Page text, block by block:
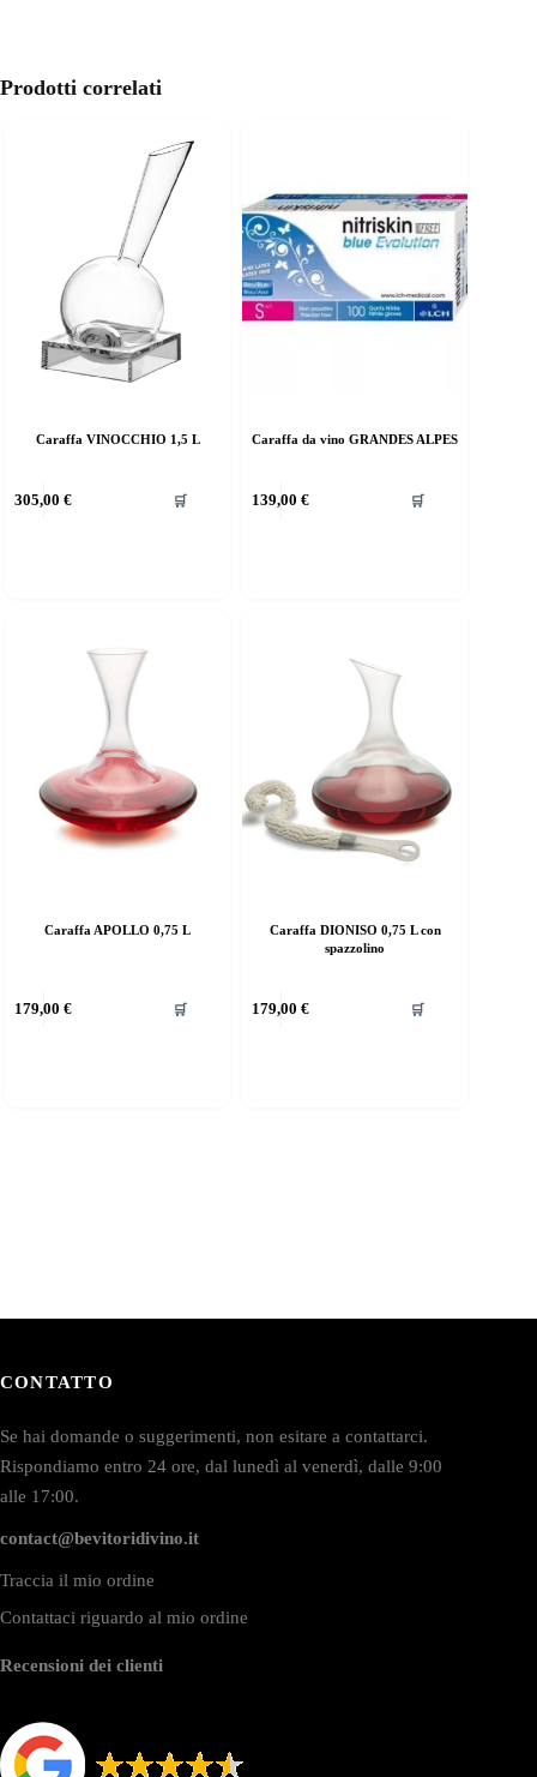
Prodotti correlati
Caraffa VINOCCHIO 1,5 L
305,00€ 🛒
Caraffa da vino GRANDES ALPES
139,00€ 🛒
Caraffa APOLLO 0,75 L
179,00€ 🛒
Caraffa DIONISO 0,75 L con
spazzolino
179,00€ 🛒
CONTATTO
Se hai domande o suggerimenti, non esitare a contattarci.
Rispondiamo entro 24 ore, dal lunedì al venerdì, dalle 9:00
alle 17:00.
contact@bevitoridivino.it
Traccia il mio ordine
Contattaci riguardo al mio ordine
Recensioni dei clienti